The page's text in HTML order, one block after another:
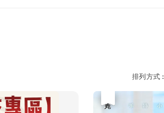
排列方式 :